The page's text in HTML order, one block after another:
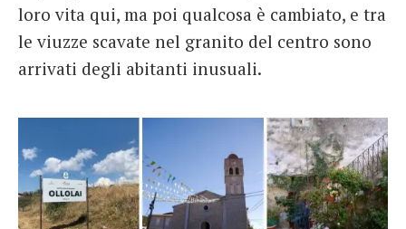
loro vita qui, ma poi qualcosa è cambiato, e tra
le viuzze scavate nel granito del centro sono
arrivati degli abitanti inusuali.